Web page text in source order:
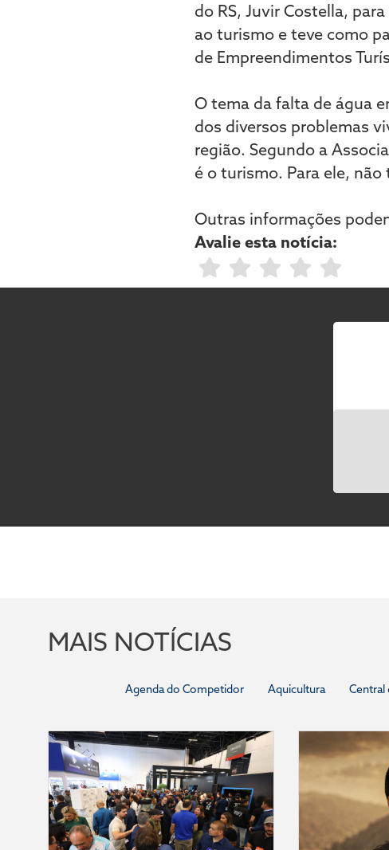
do RS, Juvir Costella,
ao turismo e teve como
de Empreendimentos
O tema da falta de água
dos diversos problemas
região. Segundo a
é o turismo. Para ele,
Outras informações
Avalie esta notícia:
MAIS NOTÍCIAS
Agenda do Competidor Aquicultura Central